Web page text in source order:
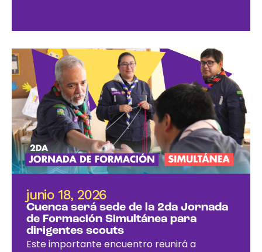
junio 18, 2026
Cuenca será sede de la 2da Jornada
de Formación Simultánea para
dirigentes scouts
Este importante encuentro reunirá a